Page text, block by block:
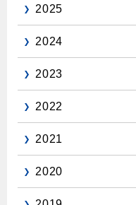
2025
2024
2023
2022
2021
2020